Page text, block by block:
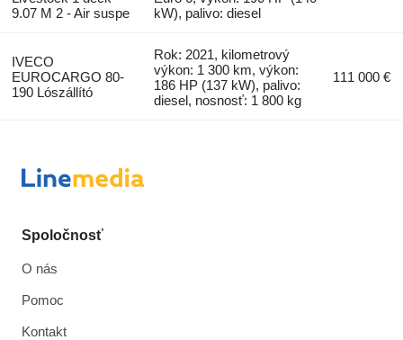
9.07 M 2 - Air suspe
kW), palivo: diesel
IVECO
EUROCARGO 80-
190 Lószállító
Rok: 2021, kilometrový
výkon: 1 300 km, výkon:
186 HP (137 kW), palivo:
diesel, nosnosť: 1 800 kg
111 000 €
Spoločnosť
O nás
Pomoc
Kontakt